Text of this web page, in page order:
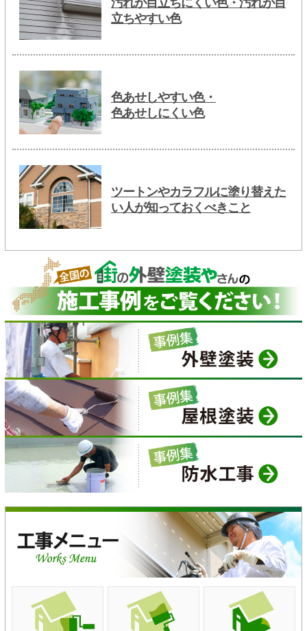
立ちやすい色
色あせしやすい色・
色あせしにくい色
ツートンやカラフルに塗り替えた
い人が知っておくべきこと